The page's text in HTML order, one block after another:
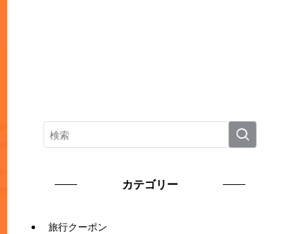
カテゴリー
旅行クーポン